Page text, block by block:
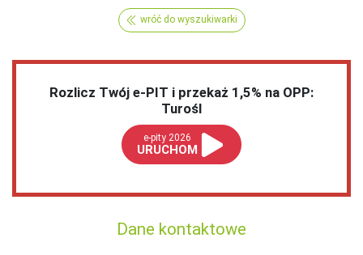
wróć do wyszukiwarki
Rozlicz Twój e-PIT i przekaż 1,5% na OPP:
Turośl
e-pity 2026
URUCHOM
Dane kontaktowe